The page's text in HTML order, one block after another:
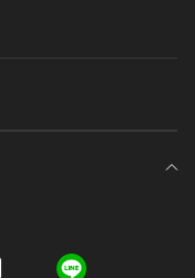
着きが、ぬくもりの